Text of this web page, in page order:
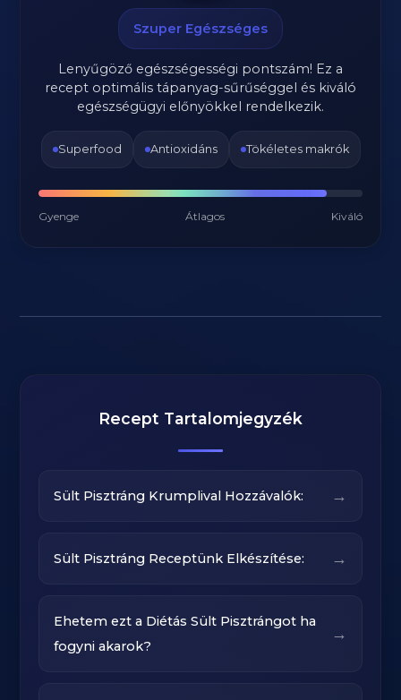
Szuper Egészséges
Lenyűgöző egészségességi pontszám! Ez a
recept optimális tápanyag-sűrűséggel és kiváló
egészségügyi előnyökkel rendelkezik.
Superfood Antioxidáns Tökéletes makrók
Gyenge Átlagos Kiváló
Recept Tartalomjegyzék
Sült Pisztráng Krumplival Hozzávalók: →
Sült Pisztráng Receptünk Elkészítése: →
Ehetem ezt a Diétás Sült Pisztrángot ha
fogyni akarok?
→